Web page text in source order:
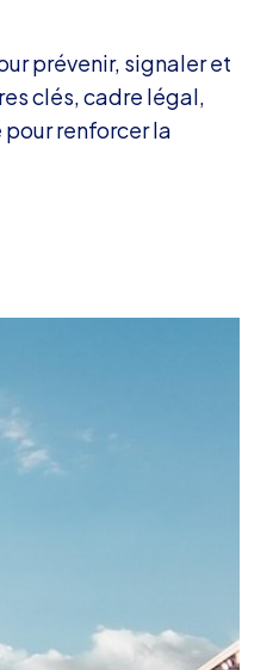
prévenir, signaler et
clés, cadre légal,
renforcer la